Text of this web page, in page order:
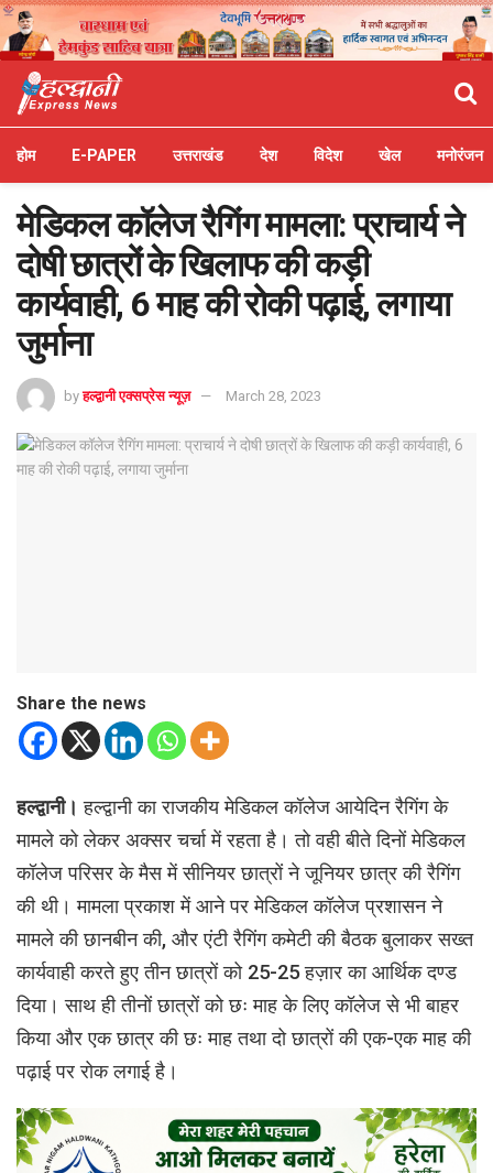
होम E-PAPER उत्तराखंड देश विदेश खेल मनोरंजन
मेडिकल कॉलेज रैगिंग मामला: प्राचार्य ने
दोषी छात्रों के खिलाफ की कड़ी
कार्यवाही, 6 माह की रोकी पढ़ाई, लगाया
जुर्माना
by हल्द्वानी एक्सप्रेस न्यूज़ March 28, 2023
Share the news
हल्द्वानी।हल्द्वानी का राजकीय मेडिकल कॉलेज आयेदिन रैगिंग के
मामले को लेकर अक्सर चर्चा में रहता है। तो वही बीते दिनों मेडिकल
कॉलेज परिसर के मैस में सीनियर छात्रों ने जूनियर छात्र की रैगिंग
की थी। मामला प्रकाश में आने पर मेडिकल कॉलेज प्रशासन ने
मामले की छानबीन की, और एंटी रैगिंग कमेटी की बैठक बुलाकर सख्त
कार्यवाही करते हुए तीन छात्रों को 25-25 हज़ार का आर्थिक दण्ड
दिया। साथ ही तीनों छात्रों को छः माह के लिए कॉलेज से भी बाहर
किया और एक छात्र की छः माह तथा दो छात्रों की एक-एक माह की
पढ़ाई पर रोक लगाई है।